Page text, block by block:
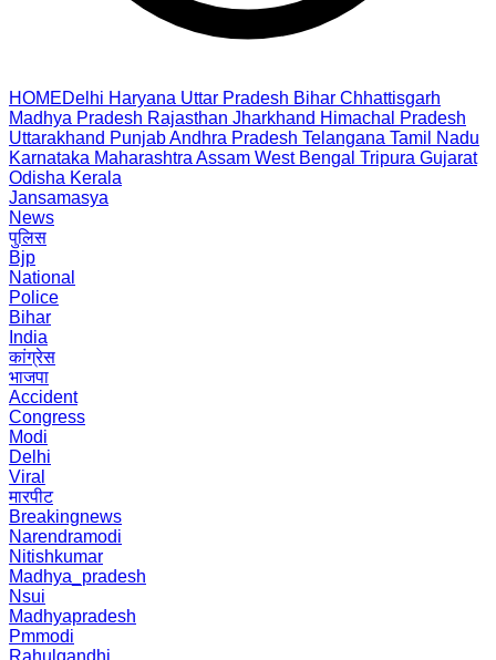
HOMEDelhi Haryana Uttar Pradesh Bihar Chhattisgarh
Madhya Pradesh Rajasthan Jharkhand Himachal Pradesh
Uttarakhand PunjabAndhra Pradesh Telangana Tamil Nadu
Karnataka Maharashtra Assam West Bengal Tripura Gujarat
Odisha Kerala
Jansamasya
News
पुलिस
Bjp
National
Police
Bihar
India
कांग्रेस
भाजपा
Accident
Congress
Modi
Delhi
Viral
मारपीट
Breakingnews
Narendramodi
Nitishkumar
Madhya_pradesh
Nsui
Madhyapradesh
Pmmodi
Rahulgandhi